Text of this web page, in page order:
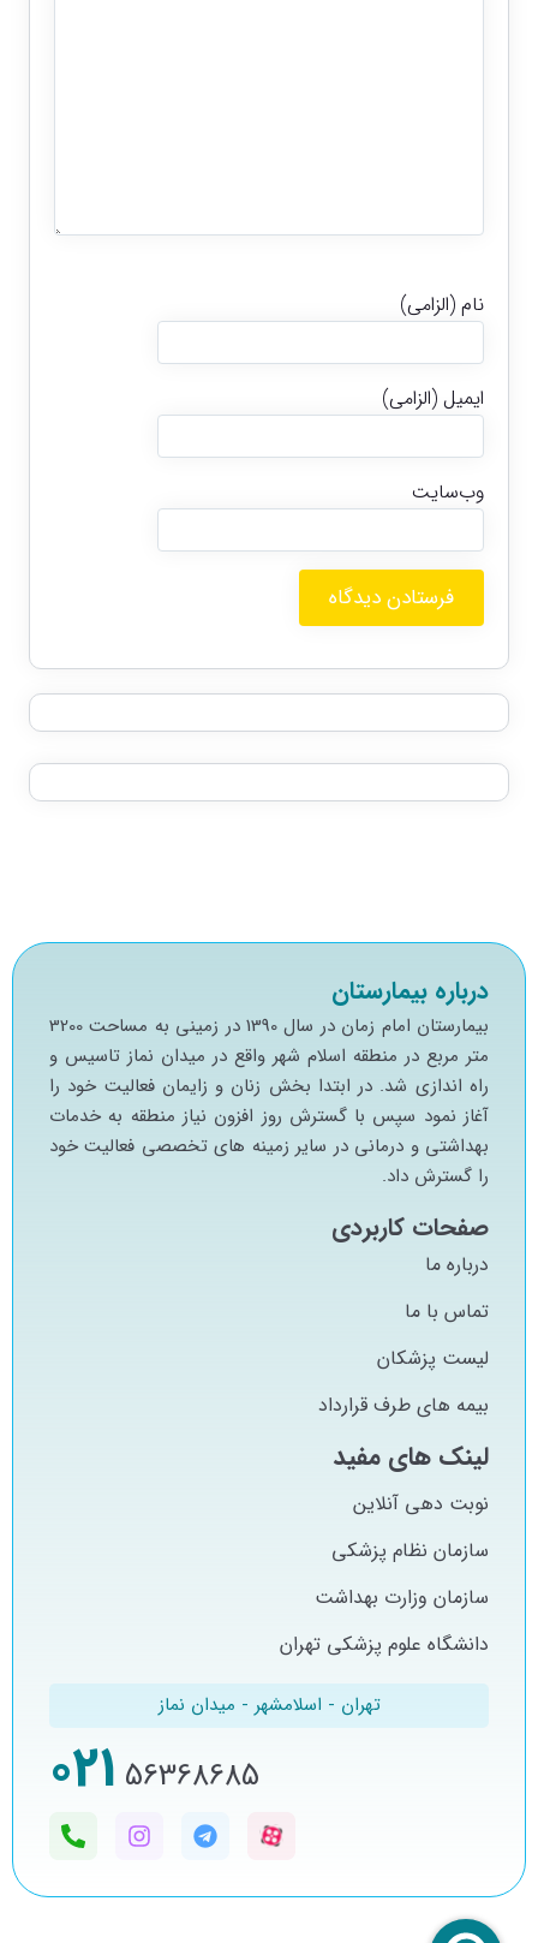
نام (الزامی)
ایمیل (الزامی)
وب‌سایت
درباره بیمارستان
بيمارستان امام زمان در سال 1390 در زميني به مساحت 3200
متر مربع در منطقه اسلام شهر واقع در ميدان نماز تاسيس و
راه اندازي شد. در ابتدا بخش زنان و زايمان فعاليت خود را
آغاز نمود سپس با گسترش روز افزون نياز منطقه به خدمات
بهداشتي و درماني در ساير زمينه هاي تخصصي فعاليت خود
را گسترش داد.
صفحات کاربردی
درباره ما
تماس با ما
لیست پزشکان
بیمه های طرف قرارداد
لینک های مفید
نوبت دهی آنلاین
سازمان نظام پزشکی
سازمان وزارت بهداشت
دانشگاه علوم پزشکی تهران
تهران - اسلامشهر - میدان نماز
56368685
021